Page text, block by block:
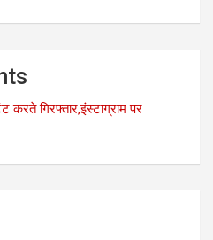
करते गिरफ्तार,इंस्टाग्राम पर